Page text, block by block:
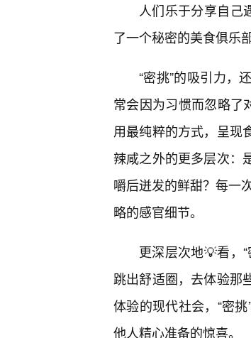
人们乐于分享自己
了一个秘密的美食俱乐
“密挑”的吸引力，
常会因为习惯而忽略了
用最纯粹的方式，呈现
辣咸之外的更多层次：
嚼后迸发的鲜甜？每一
略的感官细节。
更深层次地💡看，
跳出舒适圈，去体验那
体验的现代社会，“密
他人精心准备的惊喜。